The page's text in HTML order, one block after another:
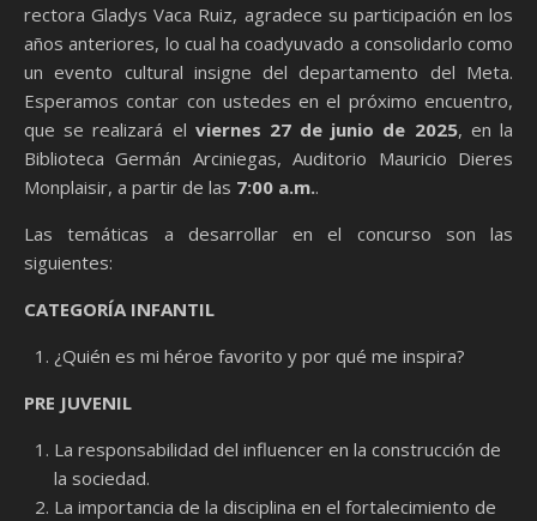
rectora Gladys Vaca Ruiz, agradece su participación en los
años anteriores, lo cual ha coadyuvado a consolidarlo como
un evento cultural insigne del departamento del Meta.
Esperamos contar con ustedes en el próximo encuentro,
que se realizará el viernes 27 de junio de 2025, en la
Biblioteca Germán Arciniegas, Auditorio Mauricio Dieres
Monplaisir, a partir de las 7:00 a.m..
Las temáticas a desarrollar en el concurso son las
siguientes:
CATEGORÍA INFANTIL
¿Quién es mi héroe favorito y por qué me inspira?
PRE JUVENIL
La responsabilidad del influencer en la construcción de
la sociedad.
La importancia de la disciplina en el fortalecimiento de